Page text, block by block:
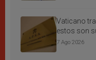
Vaticano
estos son
7 Ago 2026